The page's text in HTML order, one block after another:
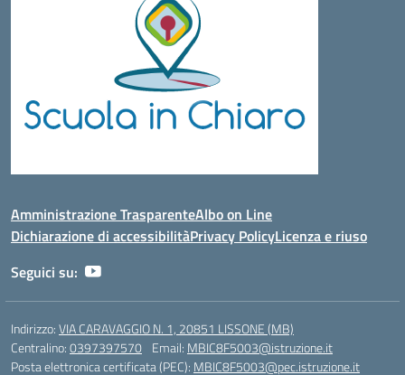
Amministrazione TrasparenteAlbo on Line
Dichiarazione di accessibilitàPrivacy PolicyLicenza e riuso
Seguici su:
Indirizzo:VIA CARAVAGGIO N. 1, 20851 LISSONE (MB)
Centralino:0397397570 Email: MBIC8F5003@istruzione.it
Posta elettronica certificata (PEC): MBIC8F5003@pec.istruzione.it